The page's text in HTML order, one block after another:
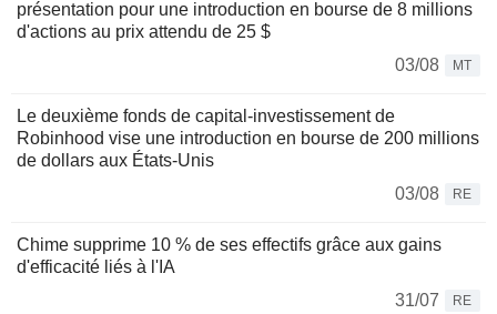
présentation pour une introduction en bourse de 8 millions
d'actions au prix attendu de 25 $
03/08
MT
Le deuxième fonds de capital-investissement de
Robinhood vise une introduction en bourse de 200 millions
de dollars aux États-Unis
03/08
RE
Chime supprime 10 % de ses effectifs grâce aux gains
d'efficacité liés à l'IA
31/07
RE